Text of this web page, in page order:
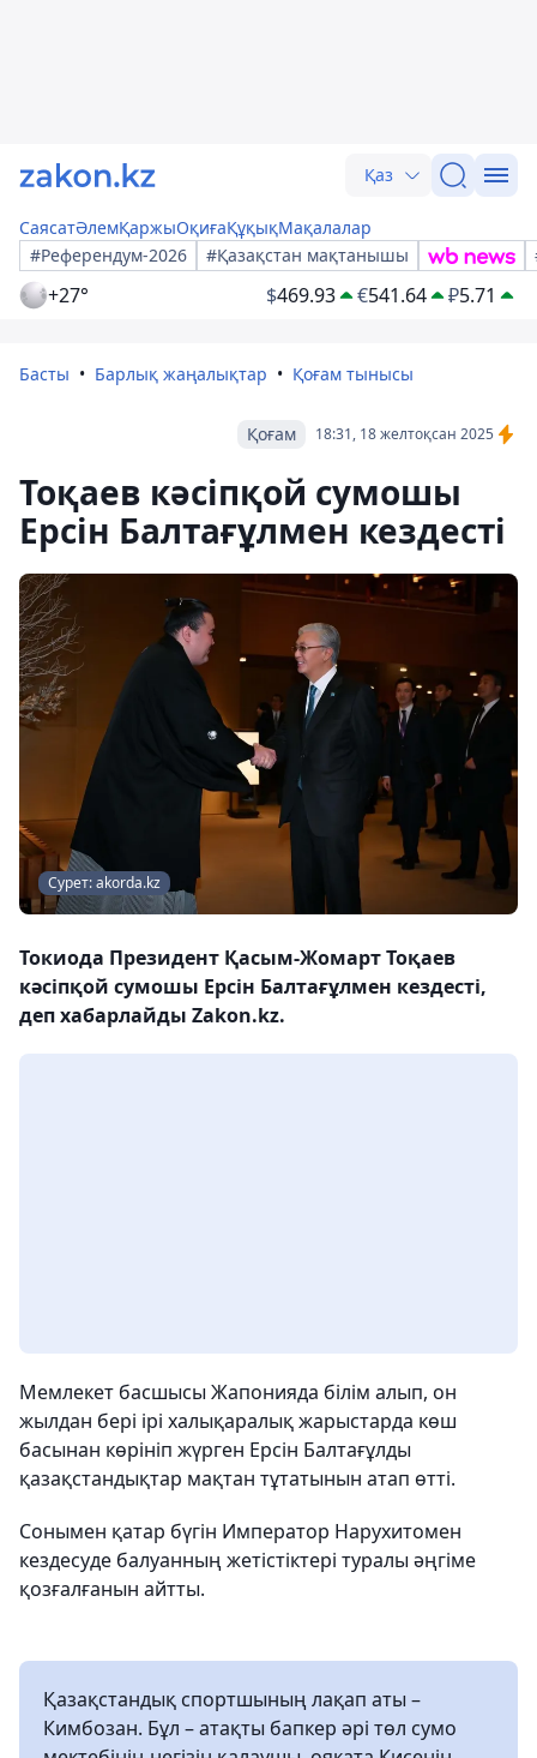
Қаз
СаясатӘлемҚаржыОқиғаҚұқықМақалалар
#Референдум-2026
#Қазақстан мақтанышы
+27° $469.93 €541.64 ₽5.71
Басты Барлық жаңалықтар Қоғам тынысы
18:31, 18 желтоқсан 2025
Қоғам
Тоқаев кәсіпқой сумошы
Ерсін Балтағұлмен кездесті
Сурет: akorda.kz
Токиода Президент Қасым-Жомарт Тоқаев
кәсіпқой сумошы Ерсін Балтағұлмен кездесті,
деп хабарлайды Zakon.kz.
Мемлекет басшысы Жапонияда білім алып, он
жылдан бері ірі халықаралық жарыстарда көш
басынан көрініп жүрген Ерсін Балтағұлды
қазақстандықтар мақтан тұтатынын атап өтті.
Сонымен қатар бүгін Император Нарухитомен
кездесуде балуанның жетістіктері туралы әңгіме
қозғалғанын айтты.
Қазақстандық спортшының лақап аты –
Кимбозан. Бұл – атақты бапкер әрі төл сумо